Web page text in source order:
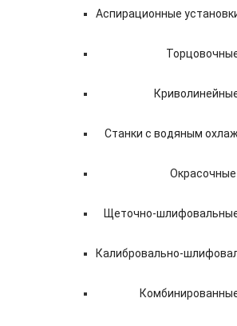
Аспирационные
Станки с водяным
Щеточно-
Калибровально-